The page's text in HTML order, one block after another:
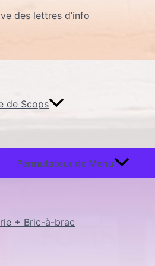
des lettres d’info
de Scops
Permutateur de Menu
+ Bric-à-brac